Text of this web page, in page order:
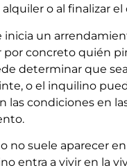
o al finalizar el
inicia un
por concreto quién
determinar que
o el inquilino
las condiciones en
no suele aparecer
entra a vivir en la